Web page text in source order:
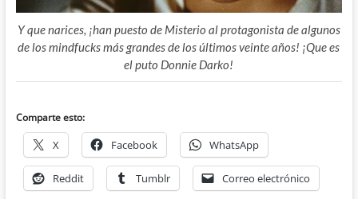
Y que narices, ¡han puesto de Misterio al protagonista de algunos
de los mindfucks más grandes de los últimos veinte años! ¡Que es
el puto Donnie Darko!
Comparte esto:
X Facebook WhatsApp
Reddit Tumblr Correo electrónico